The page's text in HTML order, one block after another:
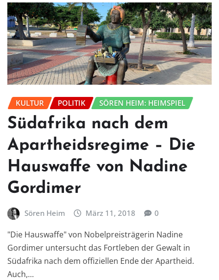
KULTUR POLITIK SÖREN HEIM: HEIMSPIEL
Südafrika nach dem
Apartheidsregime – Die
Hauswaffe von Nadine
Gordimer
Sören Heim März 11, 2018 0
"Die Hauswaffe" von Nobelpreisträgerin Nadine
Gordimer untersucht das Fortleben der Gewalt in
Südafrika nach dem offiziellen Ende der Apartheid.
Auch,…